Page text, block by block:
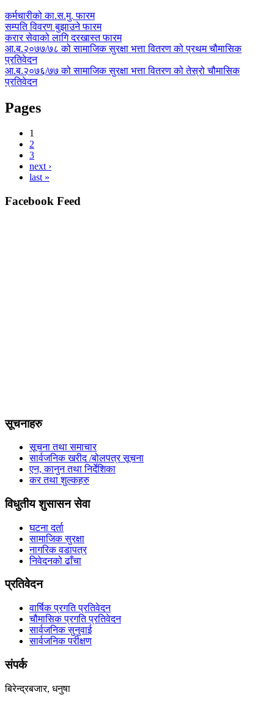
कर्मचारीको का.स.मु. फारम
सम्पति विवरण बुझाउने फारम
करार सेवाको लागि दरखास्त फारम
आ.ब.२०७७/७८ को सामाजिक सुरक्षा भत्ता वितरण को प्रथम चौमासिक
प्रतिवेदन
आ.ब.२०७६/७७ को सामाजिक सुरक्षा भत्ता वितरण को तेस्रो चौमासिक
प्रतिवेदन
Pages
1
2
3
next ›
last »
Facebook Feed
सूचनाहरु
सूचना तथा समाचार
सार्वजनिक खरीद /बोलपत्र सूचना
एन, कानुन तथा निर्देशिका
कर तथा शुल्कहरु
विधुतीय शुसासन सेवा
घटना दर्ता
सामाजिक सुरक्षा
नागरिक वडापत्र
निवेदनको ढाँचा
प्रतिवेदन
वार्षिक प्रगति प्रतिवेदन
चौमासिक प्रगति प्रतिवेदन
सार्वजनिक सुनुवाई
सार्वजनिक परीक्षण
संपर्क
बिरेन्द्रबजार, धनुषा